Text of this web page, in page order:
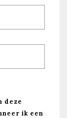
deze
ik een